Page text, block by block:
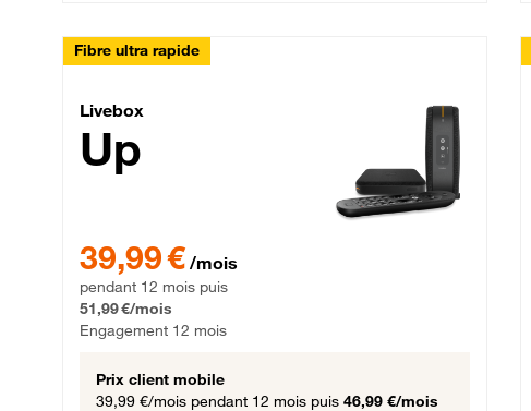
Fibre ultra rapide
Livebox Up Fibre
Livebox
Up
39,99 € /mois
pendant 12 mois puis
51,99 €/mois
Engagement 12 mois
Prix client mobile
39,99 €/mois pendant 12 mois puis 46,99 €/mois